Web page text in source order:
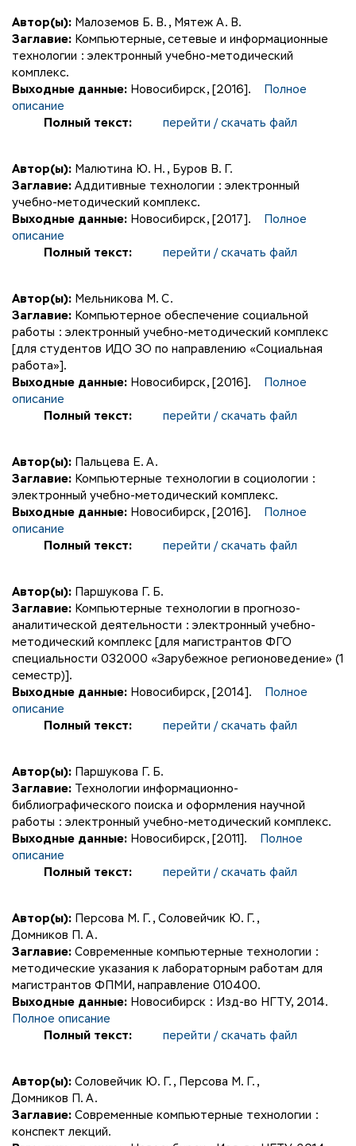
Автор(ы): Малоземов Б. В. , Мятеж А. В.
Заглавие: Компьютерные, сетевые и информационные
технологии : электронный учебно-методический
комплекс.
Выходные данные: Новосибирск, [2016].
Полное
описание
Полный текст:
перейти / скачать файл
Автор(ы): Малютина Ю. Н. , Буров В. Г.
Заглавие: Аддитивные технологии : электронный
учебно-методический комплекс.
Выходные данные: Новосибирск, [2017].
Полное
описание
Полный текст:
перейти / скачать файл
Автор(ы): Мельникова М. С.
Заглавие: Компьютерное обеспечение социальной
работы : электронный учебно-методический комплекс
[для студентов ИДО ЗО по направлению «Социальная
работа»].
Выходные данные: Новосибирск, [2016].
Полное
описание
Полный текст:
перейти / скачать файл
Автор(ы): Пальцева Е. А.
Заглавие: Компьютерные технологии в социологии :
электронный учебно-методический комплекс.
Выходные данные: Новосибирск, [2016].
Полное
описание
Полный текст:
перейти / скачать файл
Автор(ы): Паршукова Г. Б.
Заглавие: Компьютерные технологии в прогнозо-
аналитической деятельности : электронный учебно-
методический комплекс [для магистрантов ФГО
специальности 032000 «Зарубежное регионоведение» (1
семестр)].
Выходные данные: Новосибирск, [2014].
Полное
описание
Полный текст:
перейти / скачать файл
Автор(ы): Паршукова Г. Б.
Заглавие: Технологии информационно-
библиографического поиска и оформления научной
работы : электронный учебно-методический комплекс.
Выходные данные: Новосибирск, [2011].
Полное
описание
Полный текст:
перейти / скачать файл
Автор(ы): Персова М. Г. , Соловейчик Ю. Г. ,
Домников П. А.
Заглавие: Современные компьютерные технологии :
методические указания к лабораторным работам для
магистрантов ФПМИ, направление 010400.
Выходные данные: Новосибирск : Изд-во НГТУ, 2014.
Полное описание
Полный текст:
перейти / скачать файл
Автор(ы): Соловейчик Ю. Г. , Персова М. Г. ,
Домников П. А.
Заглавие: Современные компьютерные технологии :
конспект лекций.